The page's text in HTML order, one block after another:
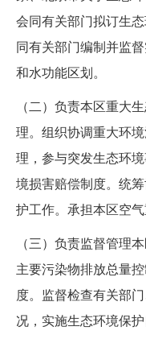
会同有关部门拟订生
同有关部门编制并监
和水功能区划。
（二）负责本区重大
理。组织协调重大环
理，参与突发生态环
境损害赔偿制度。统
护工作。承担本区空
（三）负责监督管理
主要污染物排放总量
度。监督检查有关部
况，实施生态环境保护